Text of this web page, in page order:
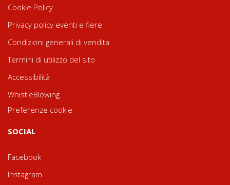
Cookie Policy
Privacy policy eventi e fiere
Condizioni generali di vendita
Termini di utilizzo del sito
Accessibilità
WhistleBlowing
Preferenze cookie
SOCIAL
Facebook
Instagram